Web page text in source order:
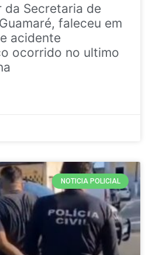
da Secretaria de
faleceu em
acidente
ocorrido no ultimo
NOTICIA POLICIAL